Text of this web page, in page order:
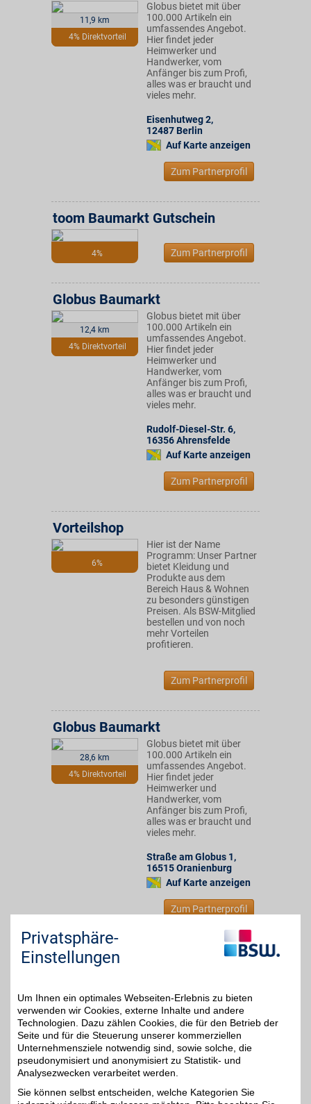
11,9 km
4% Direktvorteil
Globus bietet mit über
100.000 Artikeln ein
umfassendes Angebot.
Hier findet jeder
Heimwerker und
Handwerker, vom
Anfänger bis zum Profi,
alles was er braucht und
vieles mehr.
Eisenhutweg 2,
12487 Berlin
Auf Karte anzeigen
Zum Partnerprofil
4%
toom Baumarkt Gutschein
Zum Partnerprofil
12,4 km
4% Direktvorteil
Globus Baumarkt
Globus bietet mit über
100.000 Artikeln ein
umfassendes Angebot.
Hier findet jeder
Heimwerker und
Handwerker, vom
Anfänger bis zum Profi,
alles was er braucht und
vieles mehr.
Rudolf-Diesel-Str. 6,
16356Ahrensfelde
Auf Karte anzeigen
Zum Partnerprofil
6%
Vorteilshop
Hier ist der Name
Programm: Unser Partner
bietet Kleidung und
Produkte aus dem
Bereich Haus & Wohnen
zu besonders günstigen
Preisen. Als BSW-Mitglied
bestellen und von noch
mehr Vorteilen
profitieren.
Zum Partnerprofil
28,6 km
4% Direktvorteil
Globus Baumarkt
Globus bietet mit über
100.000 Artikeln ein
umfassendes Angebot.
Hier findet jeder
Heimwerker und
Handwerker, vom
Anfänger bis zum Profi,
alles was er braucht und
vieles mehr.
Straße am Globus 1,
16515Oranienburg
Auf Karte anzeigen
Zum Partnerprofil
N.L. Chrestensen
N.L.Chrestensen.
Blumenzwiebeln, Saatgut
oder Pflanzen, Rosen-,
Zier- oder Obstgehölze,
Dünger, Gartengeräte.
Der BSW-Partner macht
Gartenträume wahr.
Zum Partnerprofil
Privatsphäre-
Einstellungen
Um Ihnen ein optimales Webseiten-Erlebnis zu bieten
verwenden wir Cookies, externe Inhalte und andere
Technologien. Dazu zählen Cookies, die für den Betrieb der
Seite und für die Steuerung unserer kommerziellen
Unternehmensziele notwendig sind, sowie solche, die
pseudonymisiert und anonymisiert zu Statistik- und
Analysezwecken verarbeitet werden.
Sie können selbst entscheiden, welche Kategorien Sie